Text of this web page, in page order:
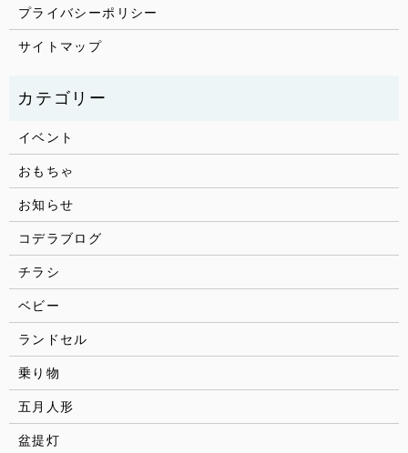
プライバシーポリシー
サイトマップ
イベント
おもちゃ
お知らせ
コデラブログ
チラシ
ベビー
ランドセル
乗り物
五月人形
盆提灯